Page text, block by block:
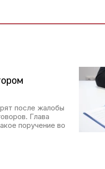
после жалобы
Глава
поручение во